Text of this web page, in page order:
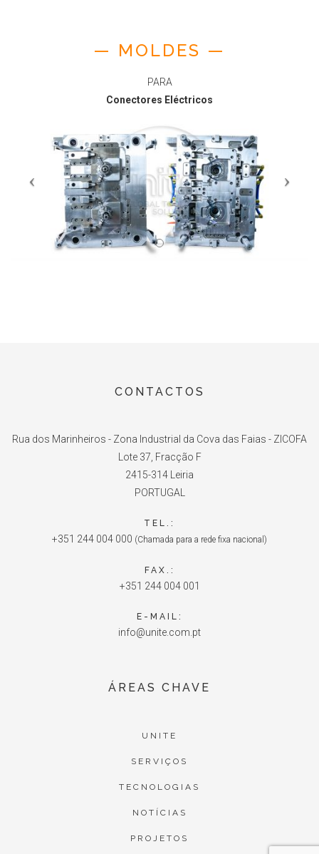
— MOLDES —
PARA
Conectores Eléctricos
CONTACTOS
Rua dos Marinheiros - Zona Industrial da Cova das Faias - ZICOFA
Lote 37, Fracção F
2415-314 Leiria
PORTUGAL
TEL.:
+351 244 004 000 (Chamada para a rede fixa nacional)
FAX.:
+351 244 004 001
E-MAIL:
info@unite.com.pt
ÁREAS CHAVE
UNITE
SERVIÇOS
TECNOLOGIAS
NOTÍCIAS
PROJETOS